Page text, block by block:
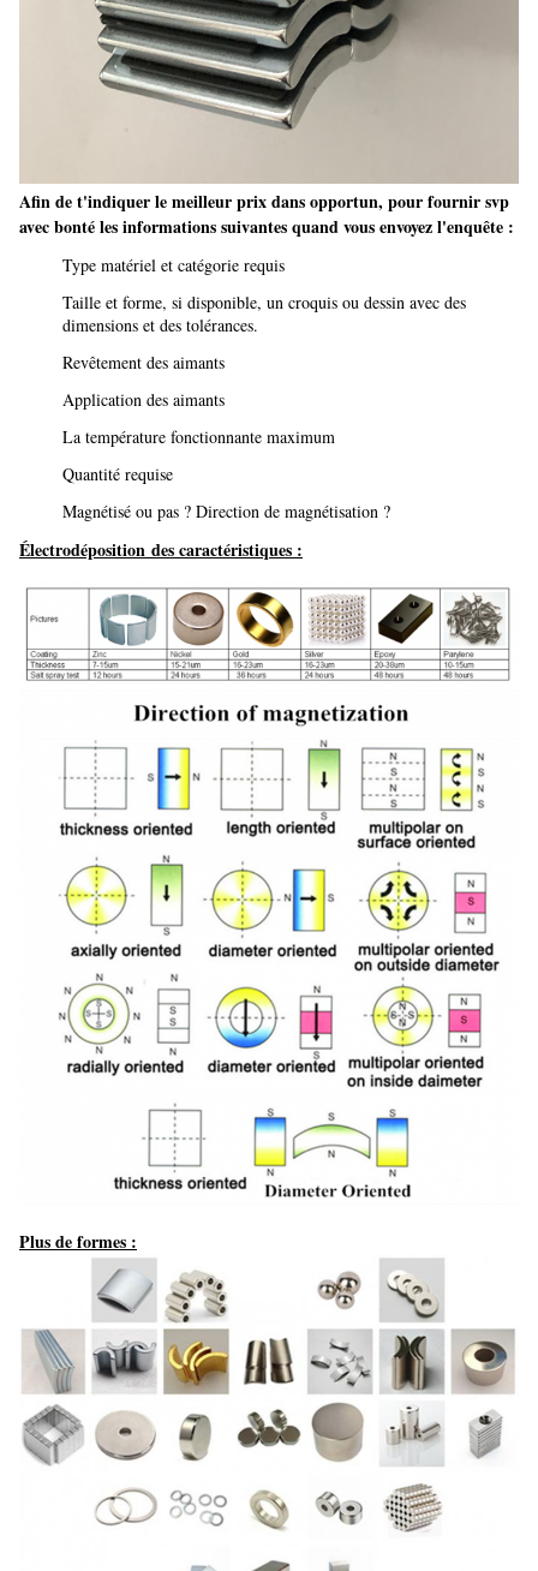
Afin de t'indiquer le meilleur prix dans opportun, pour fournir svp
avec bonté les informations suivantes quand vous envoyez l'enquête :
Type matériel et catégorie requis
Taille et forme, si disponible, un croquis ou dessin avec des
dimensions et des tolérances.
Revêtement des aimants
Application des aimants
La température fonctionnante maximum
Quantité requise
Magnétisé ou pas ? Direction de magnétisation ?
Électrodéposition des caractéristiques :
Plus de formes :